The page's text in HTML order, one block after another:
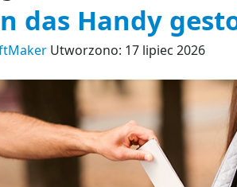
das Handy
Utworzono: 17 lipiec 2026